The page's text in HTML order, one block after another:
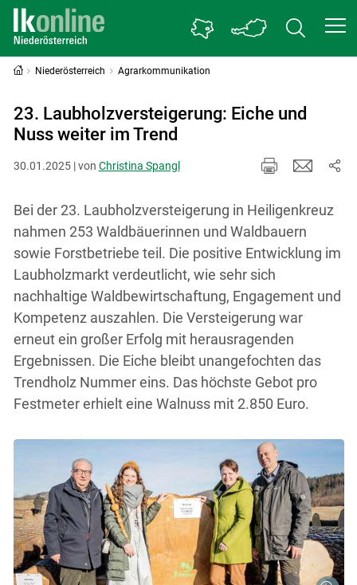
Niederösterreich Agrarkommunikation
23. Laubholzversteigerung: Eiche und
Nuss weiter im Trend
30.01.2025 | von Christina Spangl
Bei der 23. Laubholzversteigerung in Heiligenkreuz
nahmen 253 Waldbäuerinnen und Waldbauern
sowie Forstbetriebe teil. Die positive Entwicklung im
Laubholzmarkt verdeutlicht, wie sehr sich
nachhaltige Waldbewirtschaftung, Engagement und
Kompetenz auszahlen. Die Versteigerung war
erneut ein großer Erfolg mit herausragenden
Ergebnissen. Die Eiche bleibt unangefochten das
Trendholz Nummer eins. Das höchste Gebot pro
Festmeter erhielt eine Walnuss mit 2.850 Euro.